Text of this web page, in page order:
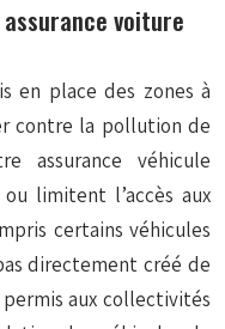
voiture
en place des zones à
contre la pollution de
assurance véhicule
limitent l’accès aux
certains véhicules
directement créé de
aux collectivités